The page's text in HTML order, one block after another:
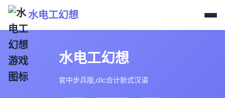
水电工幻想
水电工幻想
官中步兵版,dlc合计新式汉语